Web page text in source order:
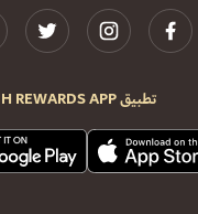
تطبيق H REWARDS APP